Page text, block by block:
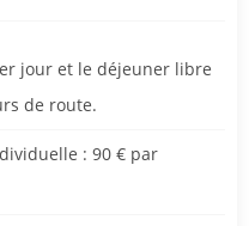
jour et le déjeuner libre
de route.
: 90 € par